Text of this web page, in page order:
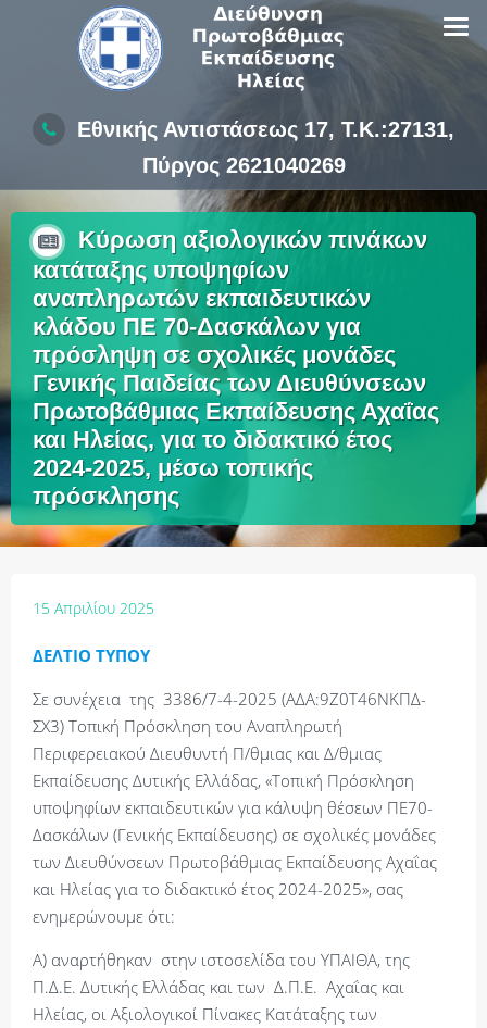
Εθνικής Αντιστάσεως 17, Τ.Κ.:27131,
Πύργος 2621040269
Κύρωση αξιολογικών πινάκων
κατάταξης υποψηφίων
αναπληρωτών εκπαιδευτικών
κλάδου ΠΕ 70-Δασκάλων για
πρόσληψη σε σχολικές μονάδες
Γενικής Παιδείας των Διευθύνσεων
Πρωτοβάθμιας Εκπαίδευσης Αχαΐας
και Ηλείας, για το διδακτικό έτος
2024-2025, μέσω τοπικής
πρόσκλησης
15 Απριλίου 2025
ΔΕΛΤΙΟ ΤΥΠΟΥ
Σε συνέχεια της 3386/7-4-2025 (ΑΔΑ:9Ζ0Τ46ΝΚΠΔ-
ΣΧ3) Τοπική Πρόσκληση του Αναπληρωτή
Περιφερειακού Διευθυντή Π/θμιας και Δ/θμιας
Εκπαίδευσης Δυτικής Ελλάδας, «Τοπική Πρόσκληση
υποψηφίων εκπαιδευτικών για κάλυψη θέσεων ΠΕ70-
Δασκάλων (Γενικής Εκπαίδευσης) σε σχολικές μονάδες
των Διευθύνσεων Πρωτοβάθμιας Εκπαίδευσης Αχαΐας
και Ηλείας για το διδακτικό έτος 2024-2025», σας
ενημερώνουμε ότι:
Α) αναρτήθηκαν στην ιστοσελίδα του ΥΠΑΙΘΑ, της
Π.Δ.Ε. Δυτικής Ελλάδας και των Δ.Π.Ε. Αχαΐας και
Ηλείας, οι Αξιολογικοί Πίνακες Κατάταξης των